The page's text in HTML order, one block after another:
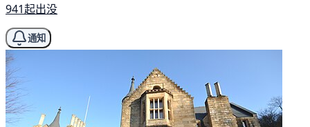
941起出没
通知